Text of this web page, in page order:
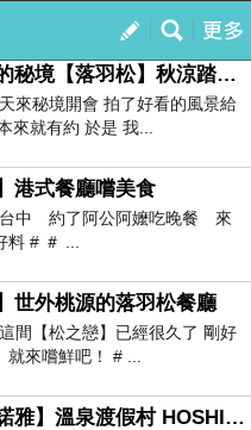
我的
訂閱
還是不能公開的秘境【落羽松】秋涼踏青的好地方
來秘境開會 拍了好看的風景給
來就有約 於是 我...
港式餐廳嚐美食
台中 約了阿公阿嬤吃晚餐 來
# ＃ ...
世外桃源的落羽松餐廳
間【松之戀】已經很久了 剛好
來嚐鮮吧！ # ...
中秋節【虹夕諾雅】溫泉渡假村 HOSHINOYA【美食饗宴】